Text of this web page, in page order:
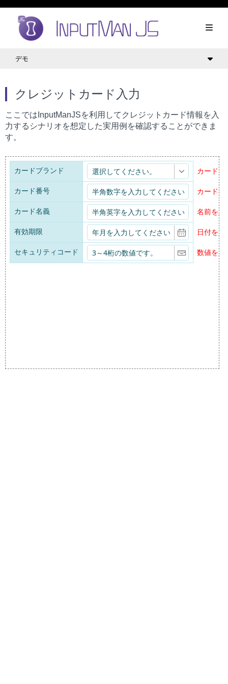
デモ
クレジットカード入力
ここではInputManJSを利用してクレジットカード情報を入
力するシナリオを想定した実用例を確認することができま
す。